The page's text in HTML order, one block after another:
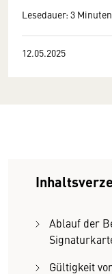
Lesedauer: 3 Minuten
12.05.2025
Ablauf der
Gültigkeit